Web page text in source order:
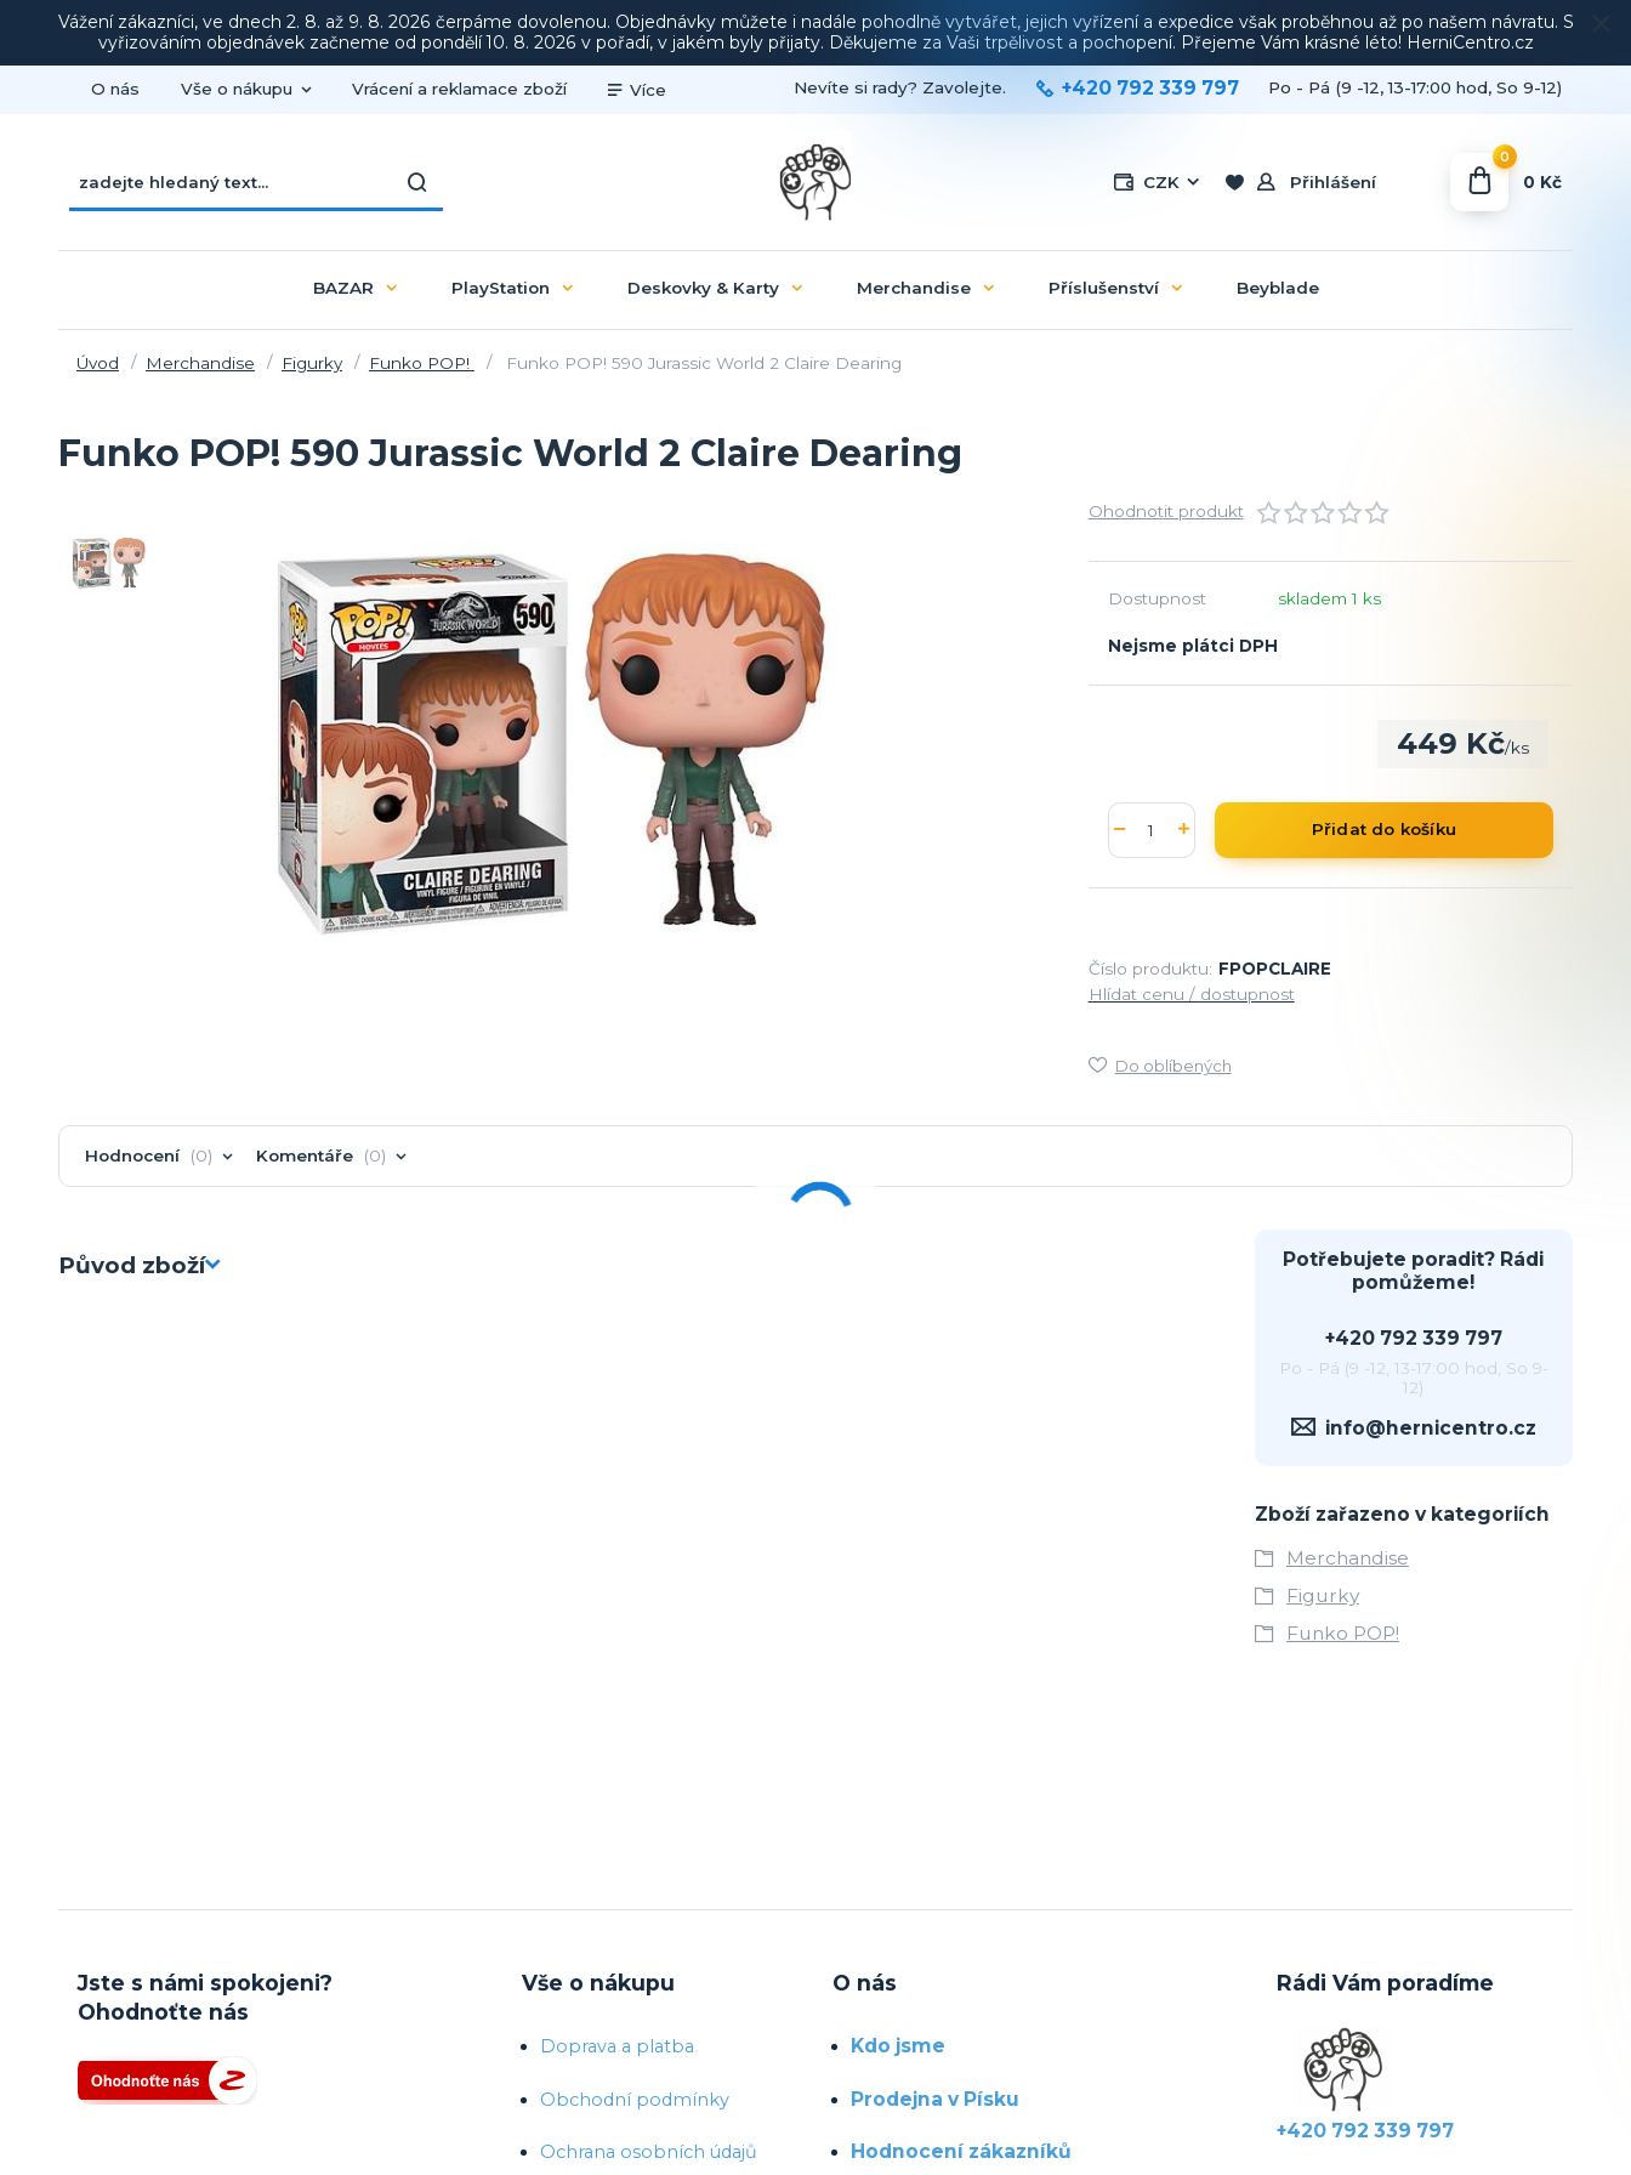
Vážení zákazníci, ve dnech 2. 8. až 9. 8. 2026 čerpáme dovolenou. Objednávky můžete i nadále pohodlně vytvářet, jejich vyřízení a expedice však proběhnou až po našem návratu. S
vyřizováním objednávek začneme od pondělí 10. 8. 2026 v pořadí, v jakém byly přijaty. Děkujeme za Vaši trpělivost a pochopení. Přejeme Vám krásné léto! HerniCentro.cz
O nás Vše o nákupu Vrácení a reklamace zboží Více
CZK Přihlášení
Nevíte si rady? Zavolejte. +420 792 339 797 Po - Pá (9 -12, 13-17:00 hod, So 9-12)
0
0 Kč
BAZAR PlayStation Deskovky & Karty Merchandise Příslušenství Beyblade
Úvod Merchandise Figurky Funko POP! Funko POP! 590 Jurassic World 2 Claire Dearing
Funko POP! 590 Jurassic World 2 Claire Dearing
Ohodnotit produkt
Dostupnost skladem 1 ks
Nejsme plátci DPH
449 Kč/ks
Přidat do košíku
Číslo produktu: FPOPCLAIRE
Hlídat cenu / dostupnost
Do oblíbených
Hodnocení 0 Komentáře 0
Původ zboží
Potřebujete poradit? Rádi
pomůžeme!
+420 792 339 797
Po - Pá (9 -12, 13-17:00 hod, So 9-
12)
info@hernicentro.cz
Zboží zařazeno v kategoriích
Merchandise
Figurky
Funko POP!
Jste s námi spokojeni?
Ohodnoťte nás
Vše o nákupu
Doprava a platba
Obchodní podmínky
Ochrana osobních údajů
O nás
Kdo jsme
Prodejna v Písku
Hodnocení zákazníků
Rádi Vám poradíme
+420 792 339 797